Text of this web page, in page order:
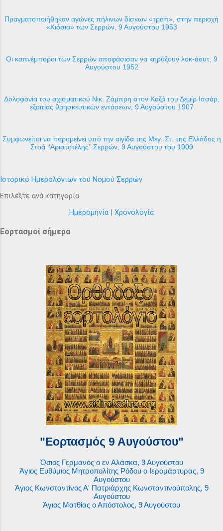
Πραγματοποιήθηκαν αγώνες πήλινων δίσκων «τράπ», στην περιοχή
«Κιόσια» των Σερρών, 9 Αυγούστου 1953
Οι καπνέμποροι των Σερρών αποφάσισαν να κηρύξουν λοκ-άουτ, 9
Αυγούστου 1952
Δολοφονία του σχισματικού Νικ. Ζάμπρη στον Καζά του Δεμίρ Ισσάρ,
εξαιτίας θρησκευτικών εντάσεων, 9 Αυγούστου 1907
Συμφωνείται να παραμείνει υπό την αιγίδα της Μεγ. Στ. της Ελλάδος η
Στοά ‘‘Αριστοτέλης’’ Σερρών, 9 Αυγούστου του 1909
Ιστορικό Ημερολόγιων του Νομού Σερρών
Επιλέξτε ανά κατηγορία
Ημερομηνία | Χρονολογία
Εορτασμοί σήμερα
"Εορτασμός 9 Αυγούστου"
Όσιος Γερμανός ο εν Αλάσκα, 9 Αυγούστου
Άγιος Ευθύμιος Μητροπολίτης Ρόδου ο Ιερομάρτυρας, 9
Αυγούστου
Άγιος Κωνσταντίνος Α' Πατριάρχης Κωνσταντινούπολης, 9
Αυγούστου
Άγιος Ματθίας ο Απόστολος, 9 Αυγούστου